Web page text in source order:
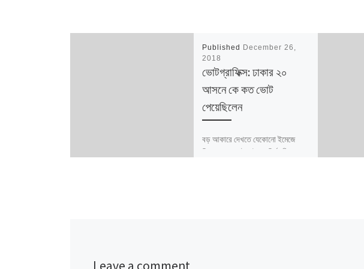
Published December 26,
2018
ভোটগ্রাফিক্স: ঢাকার ২০
আসনে কে কত ভোট
পেয়েছিলেন
বড় আকারে দেখতে যেকোনো ইমেজে
ক্লিক করুন ডেটার উৎস: নির্বাচনী